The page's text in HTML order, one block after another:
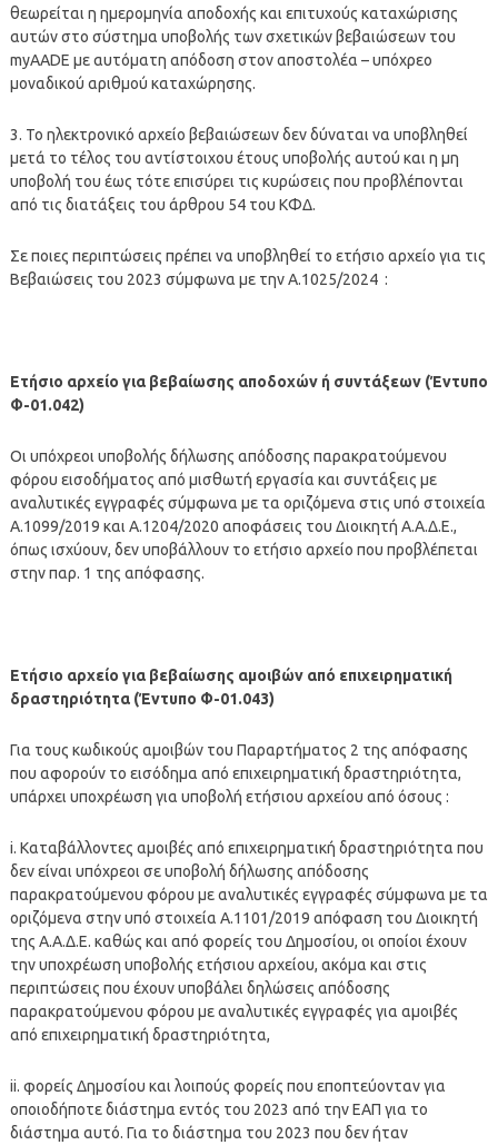
θεωρείται η ημερομηνία αποδοχής και επιτυχούς καταχώρισης
αυτών στο σύστημα υποβολής των σχετικών βεβαιώσεων του
myAADE με αυτόματη απόδοση στον αποστολέα – υπόχρεο
μοναδικού αριθμού καταχώρησης.
3. Το ηλεκτρονικό αρχείο βεβαιώσεων δεν δύναται να υποβληθεί
μετά το τέλος του αντίστοιχου έτους υποβολής αυτού και η μη
υποβολή του έως τότε επισύρει τις κυρώσεις που προβλέπονται
από τις διατάξεις του άρθρου 54 του ΚΦΔ.
Σε ποιες περιπτώσεις πρέπει να υποβληθεί το ετήσιο αρχείο για τις
Βεβαιώσεις του 2023 σύμφωνα με την Α.1025/2024 :
Ετήσιο αρχείο για βεβαίωσης αποδοχών ή συντάξεων (Έντυπο
Φ-01.042)
Οι υπόχρεοι υποβολής δήλωσης απόδοσης παρακρατούμενου
φόρου εισοδήματος από μισθωτή εργασία και συντάξεις με
αναλυτικές εγγραφές σύμφωνα με τα οριζόμενα στις υπό στοιχεία
Α.1099/2019 και Α.1204/2020 αποφάσεις του Διοικητή Α.Α.Δ.Ε.,
όπως ισχύουν, δεν υποβάλλουν το ετήσιο αρχείο που προβλέπεται
στην παρ. 1 της απόφασης.
Ετήσιο αρχείο για βεβαίωσης αμοιβών από επιχειρηματική
δραστηριότητα (Έντυπο Φ-01.043)
Για τους κωδικούς αμοιβών του Παραρτήματος 2 της απόφασης
που αφορούν το εισόδημα από επιχειρηματική δραστηριότητα,
υπάρχει υποχρέωση για υποβολή ετήσιου αρχείου από όσους :
i. Καταβάλλοντες αμοιβές από επιχειρηματική δραστηριότητα που
δεν είναι υπόχρεοι σε υποβολή δήλωσης απόδοσης
παρακρατούμενου φόρου με αναλυτικές εγγραφές σύμφωνα με τα
οριζόμενα στην υπό στοιχεία Α.1101/2019 απόφαση του Διοικητή
της Α.Α.Δ.Ε. καθώς και από φορείς του Δημοσίου, οι οποίοι έχουν
την υποχρέωση υποβολής ετήσιου αρχείου, ακόμα και στις
περιπτώσεις που έχουν υποβάλει δηλώσεις απόδοσης
παρακρατούμενου φόρου με αναλυτικές εγγραφές για αμοιβές
από επιχειρηματική δραστηριότητα,
ii. φορείς Δημοσίου και λοιπούς φορείς που εποπτεύονταν για
οποιοδήποτε διάστημα εντός του 2023 από την ΕΑΠ για το
διάστημα αυτό. Για το διάστημα του 2023 που δεν ήταν